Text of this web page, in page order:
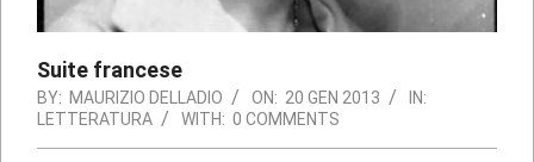
Suite francese
BY: MAURIZIO DELLADIO ON: 20 GEN 2013
IN:
LETTERATURA
WITH: 0 COMMENTS